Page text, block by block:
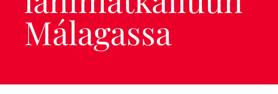
Málagassa